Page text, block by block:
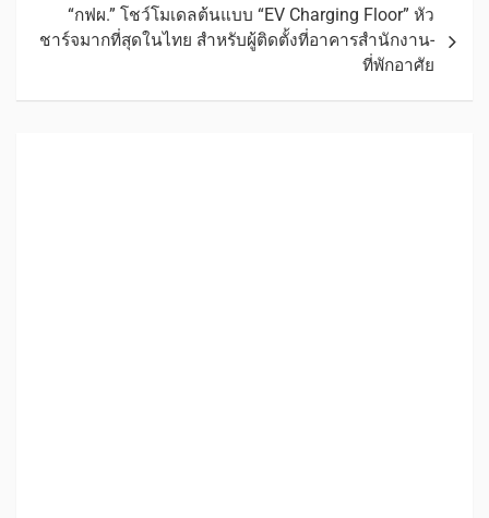
“กฟผ.” โชว์โมเดลต้นแบบ “EV Charging Floor” หัว
ชาร์จมากที่สุดในไทย สำหรับผู้ติดตั้งที่อาคารสำนักงาน-
ที่พักอาศัย